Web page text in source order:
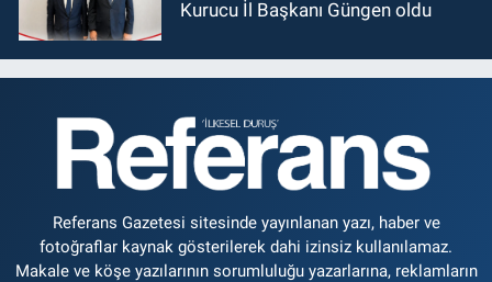
Kurucu İl Başkanı Güngen oldu
Referans Gazetesi sitesinde yayınlanan yazı, haber ve
fotoğraflar kaynak gösterilerek dahi izinsiz kullanılamaz.
Makale ve köşe yazılarının sorumluluğu yazarlarına, reklamların